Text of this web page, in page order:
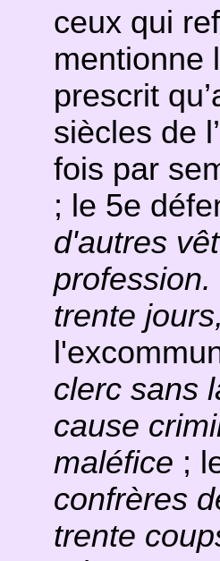
ceux qui
mentionne
prescrit
siècles de
fois par
; le 5e
d'autres
trente
clerc sans
cause
maléfice ;
confrères
trente